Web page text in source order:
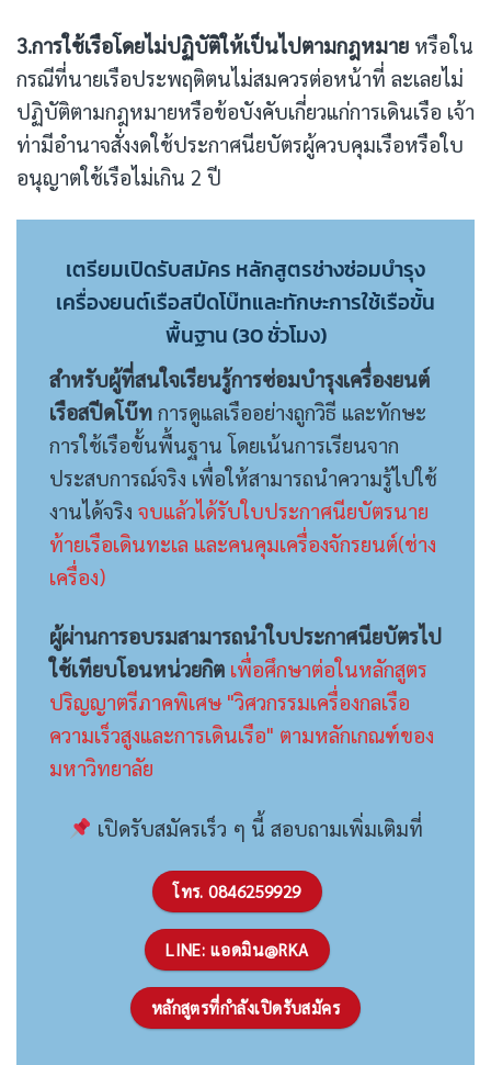
3.การใช้เรือโดยไม่ปฏิบัติให้เป็นไปตามกฎหมาย หรือใน
กรณีที่นายเรือประพฤติตนไม่สมควรต่อหน้าที่ ละเลยไม่
ปฏิบัติตามกฎหมายหรือข้อบังคับเกี่ยวแก่การเดินเรือ เจ้า
ท่ามีอำนาจสั่งงดใช้ประกาศนียบัตรผู้ควบคุมเรือหรือใบ
อนุญาตใช้เรือไม่เกิน 2 ปี
เตรียมเปิดรับสมัคร หลักสูตรช่างซ่อมบำรุง
เครื่องยนต์เรือสปีดโบ๊ทและทักษะการใช้เรือขั้น
พื้นฐาน (30 ชั่วโมง)
สำหรับผู้ที่สนใจเรียนรู้การซ่อมบำรุงเครื่องยนต์
เรือสปีดโบ๊ท การดูแลเรืออย่างถูกวิธี และทักษะ
การใช้เรือขั้นพื้นฐาน โดยเน้นการเรียนจาก
ประสบการณ์จริง เพื่อให้สามารถนำความรู้ไปใช้
งานได้จริง จบแล้วได้รับใบประกาศนียบัตรนาย
ท้ายเรือเดินทะเล และคนคุมเครื่องจักรยนต์(ช่าง
เครื่อง)
ผู้ผ่านการอบรมสามารถนำใบประกาศนียบัตรไป
ใช้เทียบโอนหน่วยกิต เพื่อศึกษาต่อในหลักสูตร
ปริญญาตรีภาคพิเศษ "วิศวกรรมเครื่องกลเรือ
ความเร็วสูงและการเดินเรือ" ตามหลักเกณฑ์ของ
มหาวิทยาลัย
เปิดรับสมัครเร็ว ๆ นี้ สอบถามเพิ่มเติมที่
โทร. 0846259929
LINE: แอดมิน@RKA
หลักสูตรที่กำลังเปิดรับสมัคร